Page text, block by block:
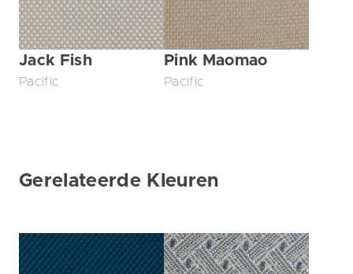
Jack Fish
Pacific
Pink Maomao
Pacific
Gerelateerde Kleuren